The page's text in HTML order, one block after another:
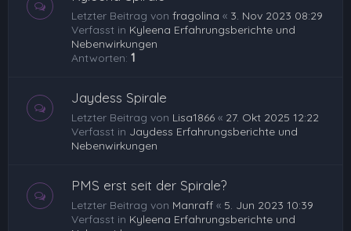
Letzter Beitrag von fragolina « 3. Nov 2023 08:29
Verfasst in Kyleena Erfahrungsberichte und
Nebenwirkungen
Antworten: 1
Jaydess Spirale
Letzter Beitrag von Lisa1866 « 27. Okt 2025 12:22
Verfasst in Jaydess Erfahrungsberichte und
Nebenwirkungen
PMS erst seit der Spirale?
Letzter Beitrag von Manraff « 5. Jun 2023 10:39
Verfasst in Kyleena Erfahrungsberichte und